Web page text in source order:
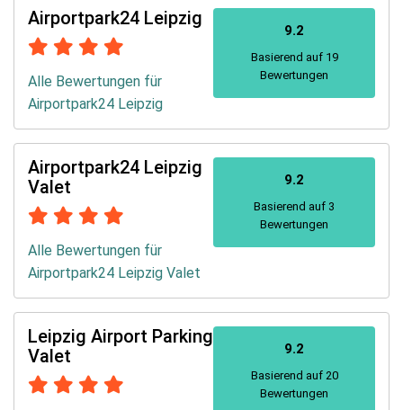
Airportpark24 Leipzig
Alle Bewertungen für
Airportpark24 Leipzig
9.2
Basierend auf 19
Bewertungen
Airportpark24 Leipzig
Valet
Alle Bewertungen für
Airportpark24 Leipzig Valet
9.2
Basierend auf 3
Bewertungen
Leipzig Airport Parking
Valet
9.2
Basierend auf 20
Bewertungen